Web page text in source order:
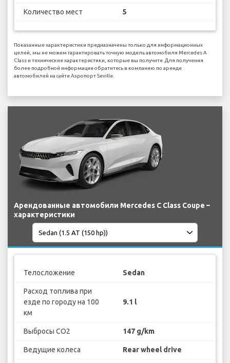
Количество мест 5
Показанные характеристики предназначены только для информационных
целей, мы не можем гарантировать точную модель автомобиля Mercedes A
Class и технические характеристики, которые вы получите. Для получения
более подробной информации обратитесь в компанию по аренде
автомобилей на сайте Аэропорт Seville.
Арендованные автомобили Mercedes C Class Coupe –
характеристики
Телосложение Sedan
Расход топлива при
езде по городу на 100
км
9.1 l
Выбросы CO2 147 g/km
Ведущие колеса Rear wheel drive